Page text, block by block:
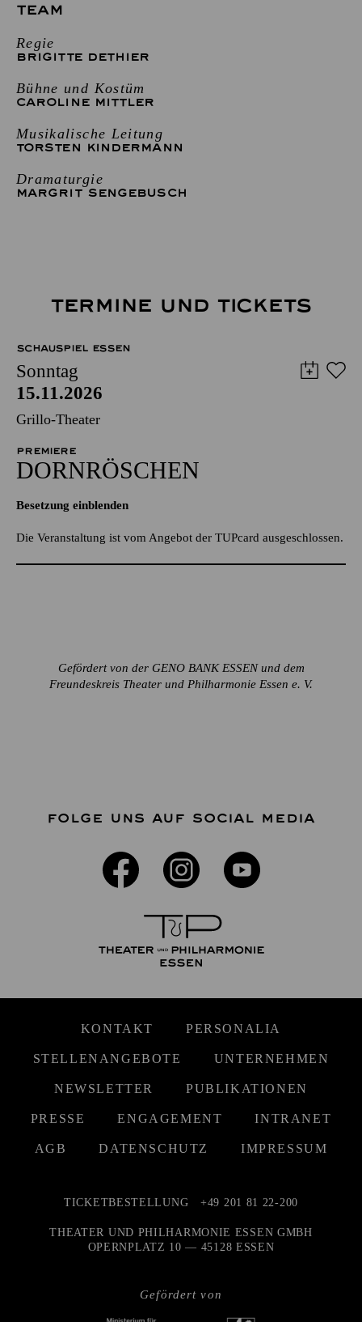
TEAM
Regie
BRIGITTE DETHIER
Bühne und Kostüm
CAROLINE MITTLER
Musikalische Leitung
TORSTEN KINDERMANN
Dramaturgie
MARGRIT SENGEBUSCH
TERMINE UND TICKETS
SCHAUSPIEL ESSEN
Sonntag
15.11.2026
Grillo-Theater
PREMIERE
DORNRÖSCHEN
Besetzung einblenden
Die Veranstaltung ist vom Angebot der TUPcard ausgeschlossen.
Gefördert von der GENO BANK ESSEN und dem
Freundeskreis Theater und Philharmonie Essen e. V.
FOLGE UNS AUF SOCIAL MEDIA
KONTAKT PERSONALIA
STELLENANGEBOTE UNTERNEHMEN
NEWSLETTER PUBLIKATIONEN
PRESSE ENGAGEMENT INTRANET
AGB DATENSCHUTZ IMPRESSUM
Gefördert von
TICKETBESTELLUNG +49 201 81 22-200
THEATER UND PHILHARMONIE ESSEN GMBH
OPERNPLATZ 10 — 45128 ESSEN